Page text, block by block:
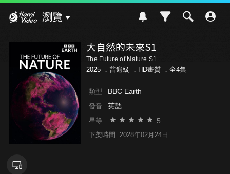
瀏覽
大自然的未來S1
The Future of Nature S1
2025 ． 普遍級 ．HD畫質 ．全4集
類型 BBC Earth
發音 英語
星等 5
下架時間 2028年02月24日